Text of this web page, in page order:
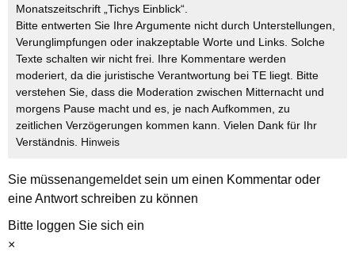
Monatszeitschrift „Tichys Einblick“.
Bitte entwerten Sie Ihre Argumente nicht durch Unterstellungen,
Verunglimpfungen oder inakzeptable Worte und Links. Solche
Texte schalten wir nicht frei. Ihre Kommentare werden
moderiert, da die juristische Verantwortung bei TE liegt. Bitte
verstehen Sie, dass die Moderation zwischen Mitternacht und
morgens Pause macht und es, je nach Aufkommen, zu
zeitlichen Verzögerungen kommen kann. Vielen Dank für Ihr
Verständnis. Hinweis
Sie müssenangemeldetsein um einen Kommentar oder
eine Antwort schreiben zu können
Bitte loggen Sie sich ein
×